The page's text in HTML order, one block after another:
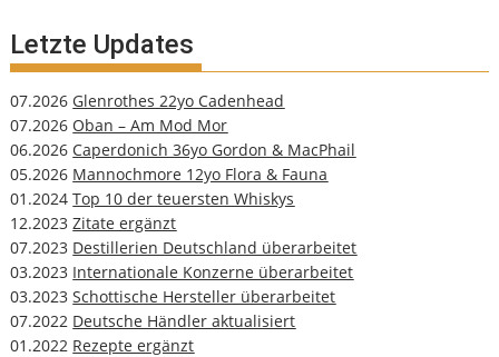
Letzte Updates
07.2026 Glenrothes 22yo Cadenhead
07.2026 Oban – Am Mod Mor
06.2026 Caperdonich 36yo Gordon & MacPhail
05.2026 Mannochmore 12yo Flora & Fauna
01.2024Top 10 der teuersten Whiskys
12.2023Zitate ergänzt
07.2023 Destillerien Deutschland überarbeitet
03.2023 Internationale Konzerne überarbeitet
03.2023Schottische Hersteller überarbeitet
07.2022 Deutsche Händler aktualisiert
01.2022 Rezepte ergänzt